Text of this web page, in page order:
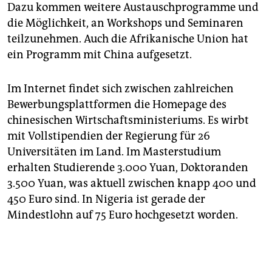
Dazu kommen weitere Austauschprogramme und
die Möglichkeit, an Workshops und Seminaren
teilzunehmen. Auch die Afrikanische Union hat
ein Programm mit China aufgesetzt.
Im Internet findet sich zwischen zahlreichen
Bewerbungsplattformen die Homepage des
chinesischen Wirtschaftsministeriums. Es wirbt
mit Vollstipendien der Regierung für 26
Universitäten im Land. Im Masterstudium
erhalten Studierende 3.000 Yuan, Doktoranden
3.500 Yuan, was aktuell zwischen knapp 400 und
450 Euro sind. In Nigeria ist gerade der
Mindestlohn auf 75 Euro hochgesetzt worden.